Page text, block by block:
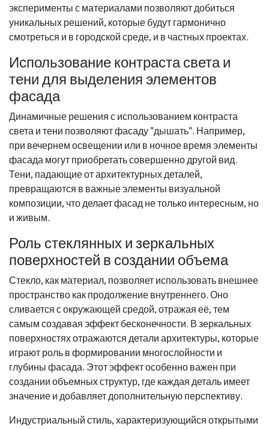
эксперименты с материалами позволяют добиться
уникальных решений, которые будут гармонично
смотреться и в городской среде, и в частных проектах.
Использование контраста света и
тени для выделения элементов
фасада
Динамичные решения с использованием контраста
света и тени позволяют фасаду "дышать". Например,
при вечернем освещении или в ночное время элементы
фасада могут приобретать совершенно другой вид.
Тени, падающие от архитектурных деталей,
превращаются в важные элементы визуальной
композиции, что делает фасад не только интересным, но
и живым.
Роль стеклянных и зеркальных
поверхностей в создании объема
Стекло, как материал, позволяет использовать внешнее
пространство как продолжение внутреннего. Оно
сливается с окружающей средой, отражая её, тем
самым создавая эффект бесконечности. В зеркальных
поверхностях отражаются детали архитектуры, которые
играют роль в формировании многослойности и
глубины фасада. Этот эффект особенно важен при
создании объемных структур, где каждая деталь имеет
значение и добавляет дополнительную перспективу.
Индустриальный стиль, характеризующийся открытыми